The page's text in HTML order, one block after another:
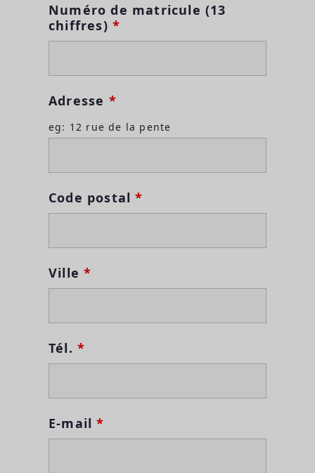
Numéro de matricule (13
chiffres) *
Adresse *
eg: 12 rue de la pente
Code postal*
Ville*
Tél. *
E-mail*